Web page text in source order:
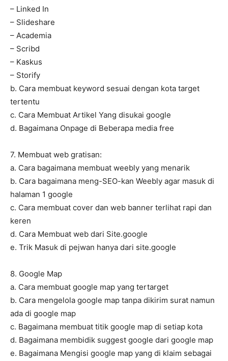
– Linked In
– Slideshare
– Academia
– Scribd
– Kaskus
– Storify
b. Cara membuat keyword sesuai dengan kota target
tertentu
c. Cara Membuat Artikel Yang disukai google
d. Bagaimana Onpage di Beberapa media free
7. Membuat web gratisan:
a. Cara bagaimana membuat weebly yang menarik
b. Cara bagaimana meng-SEO-kan Weebly agar masuk di
halaman 1 google
c. Cara membuat cover dan web banner terlihat rapi dan
keren
d. Cara Membuat web dari Site.google
e. Trik Masuk di pejwan hanya dari site.google
8. Google Map
a. Cara membuat google map yang tertarget
b. Cara mengelola google map tanpa dikirim surat namun
ada di google map
c. Bagaimana membuat titik google map di setiap kota
d. Bagaimana membidik suggest google dari google map
e. Bagaimana Mengisi google map yang di klaim sebagai